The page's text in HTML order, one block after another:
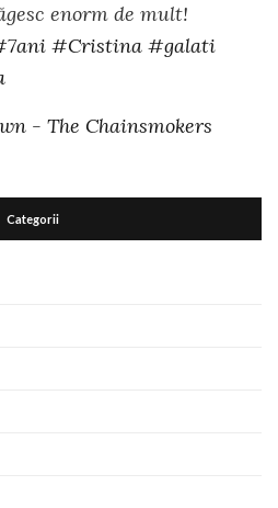
enorm de mult!
#Cristina #galati
- The Chainsmokers
Categorii